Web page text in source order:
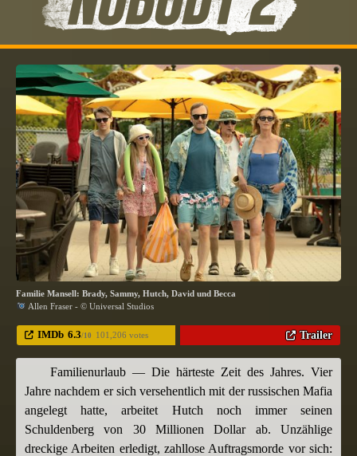
Familie Mansell: Brady, Sammy, Hutch, David und Becca
Allen Fraser - © Universal Studios
IMDb 6.3/10 101,206 votes Trailer
Familienurlaub — Die härteste Zeit des Jahres. Vier
Jahre nachdem er sich versehentlich mit der russischen Mafia
angelegt hatte, arbeitet Hutch noch immer seinen
Schuldenberg von 30 Millionen Dollar ab. Unzählige
dreckige Arbeiten erledigt, zahllose Auftragsmorde vor sich: